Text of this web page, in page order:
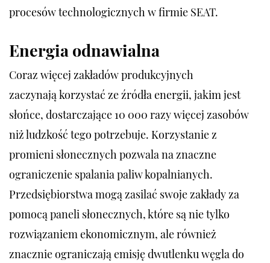
procesów technologicznych w firmie SEAT.
Energia odnawialna
Coraz więcej zakładów produkcyjnych
zaczynają korzystać ze źródła energii, jakim jest
słońce, dostarczające 10 000 razy więcej zasobów
niż ludzkość tego potrzebuje. Korzystanie z
promieni słonecznych pozwala na znaczne
ograniczenie spalania paliw kopalnianych.
Przedsiębiorstwa mogą zasilać swoje zakłady za
pomocą paneli słonecznych, które są nie tylko
rozwiązaniem ekonomicznym, ale również
znacznie ograniczają emisję dwutlenku węgla do